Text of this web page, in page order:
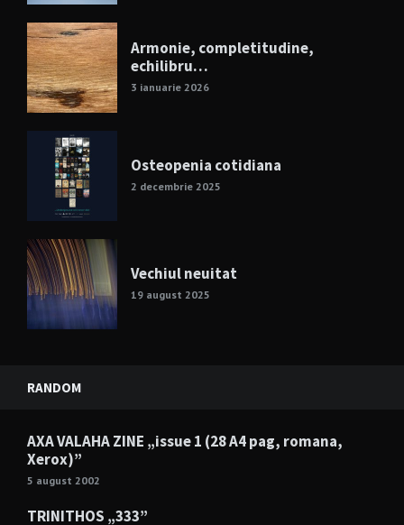
Armonie, completitudine,
echilibru…
3 ianuarie 2026
Osteopenia cotidiana
2 decembrie 2025
Vechiul neuitat
19 august 2025
RANDOM
AXA VALAHA ZINE „issue 1 (28 A4 pag, romana,
Xerox)”
5 august 2002
TRINITHOS „333”